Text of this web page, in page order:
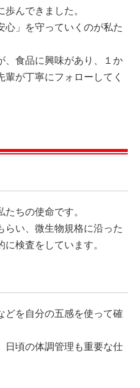
んできました。
心」を守っていくのが私た
、食品に興味があり、１か
が丁寧にフォローしてく
たちの使命です。
らい、微生物規格に沿った
検査をしています。
どを自分の五感を使って確
日頃の体調管理も重要な仕